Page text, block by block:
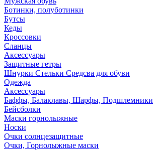
Ботинки, полуботинки
Бутсы
Кеды
Кроссовки
Сланцы
Аксессуары
Защитные гетры
Шнурки Стельки Средсва для обуви
Одежда
Аксессуары
Баффы, Балаклавы, Шарфы, Подшлемники
Бейсболки
Маски горнолыжные
Носки
Очки солнцезащитные
Очки, Горнолыжные маски